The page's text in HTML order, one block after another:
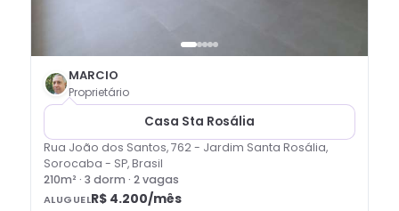
MARCIO
Proprietário
Casa Sta Rosália
Rua João dos Santos, 762 - Jardim Santa Rosália,
Sorocaba - SP, Brasil
210m² · 3 dorm · 2 vagas
ALUGUELR$ 4.200/mês